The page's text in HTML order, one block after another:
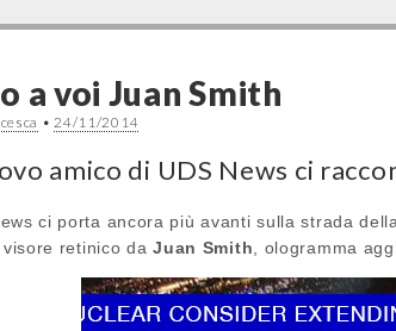
a voi Juan Smith
•24/11/2014
amico di UDS News ci
ci porta ancora più avanti sulla strada
visore retinico daJuan Smith , ologramma